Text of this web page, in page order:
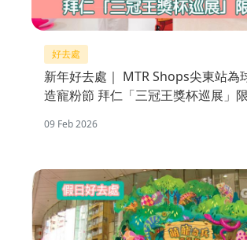
好去處
新年好去處｜ MTR Shops尖東站為
造寵粉節 拜仁「三冠王獎杯巡展」
09 Feb 2026